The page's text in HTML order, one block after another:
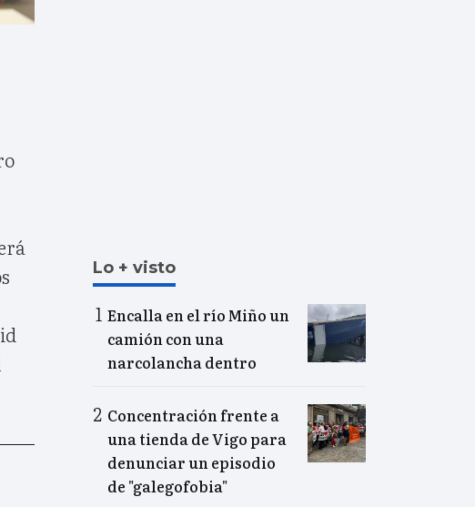
Lo + visto
Encalla en el río Miño un
camión con una
narcolancha dentro
Concentración frente a
una tienda de Vigo para
denunciar un episodio
de "galegofobia"